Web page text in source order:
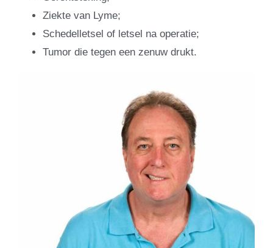
Ziekte van Lyme;
Schedelletsel of letsel na operatie;
Tumor die tegen een zenuw drukt.